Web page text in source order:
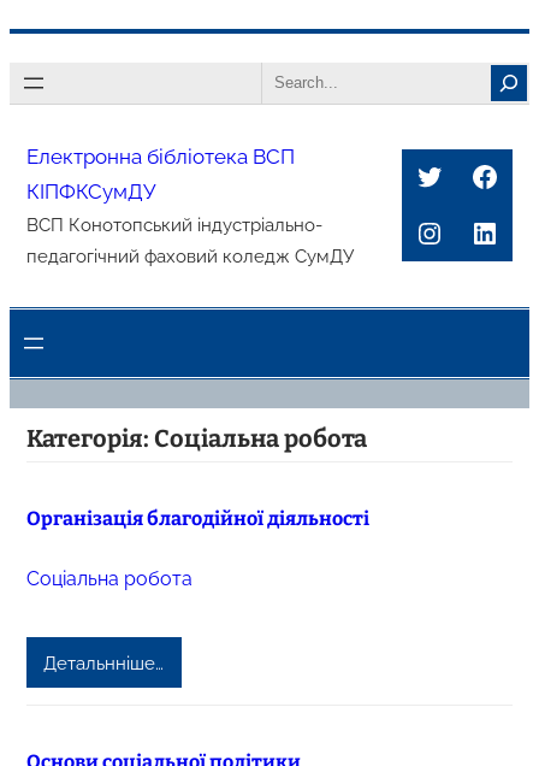
до
Search
Електронна бібліотека ВСП
КІПФКСумДУ
ВСП Конотопський індустріально-
педагогічний фаховий коледж СумДУ
Twitter
Категорія: Соціальна робота
Організація благодійної діяльності
Соціальна робота
Детальнніше…